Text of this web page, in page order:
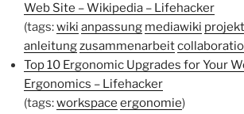
Web Site – Wikipedia – Lifehacker
(tags:wiki anpassung mediawiki
anleitungzusammenarbeit
Top 10 Ergonomic Upgrades for Your
Ergonomics – Lifehacker
(tags:workspace ergonomie)